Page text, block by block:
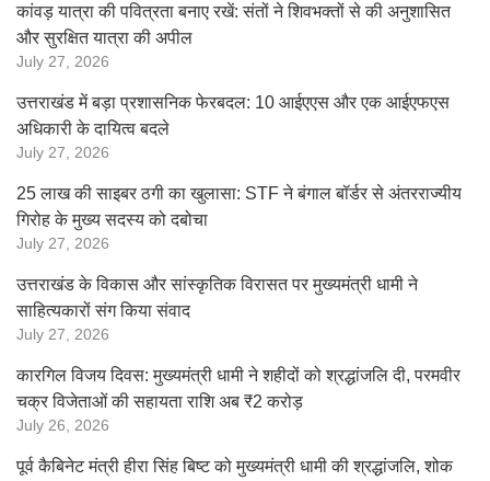
कांवड़ यात्रा की पवित्रता बनाए रखें: संतों ने शिवभक्तों से की अनुशासित
और सुरक्षित यात्रा की अपील
July 27, 2026
उत्तराखंड में बड़ा प्रशासनिक फेरबदल: 10 आईएएस और एक आईएफएस
अधिकारी के दायित्व बदले
July 27, 2026
25 लाख की साइबर ठगी का खुलासा: STF ने बंगाल बॉर्डर से अंतरराज्यीय
गिरोह के मुख्य सदस्य को दबोचा
July 27, 2026
उत्तराखंड के विकास और सांस्कृतिक विरासत पर मुख्यमंत्री धामी ने
साहित्यकारों संग किया संवाद
July 27, 2026
कारगिल विजय दिवस: मुख्यमंत्री धामी ने शहीदों को श्रद्धांजलि दी, परमवीर
चक्र विजेताओं की सहायता राशि अब ₹2 करोड़
July 26, 2026
पूर्व कैबिनेट मंत्री हीरा सिंह बिष्ट को मुख्यमंत्री धामी की श्रद्धांजलि, शोक